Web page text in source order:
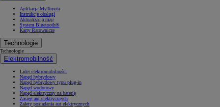
Aplikacja MyToyota
Instrukcje obsługi
Aktualizacja map
System Bluetooth®
Karty Ratownicze
Technologie
Technologie
Elektromobilność
Lider elektromobilności
Napęd hybrydowy
Napęd hybrydowy typu plug-in
Napęd wodorowy
Napęd elektryczny na baterię
Zasięg aut elektrycznych
Zalety posiadania aut elektrycznych